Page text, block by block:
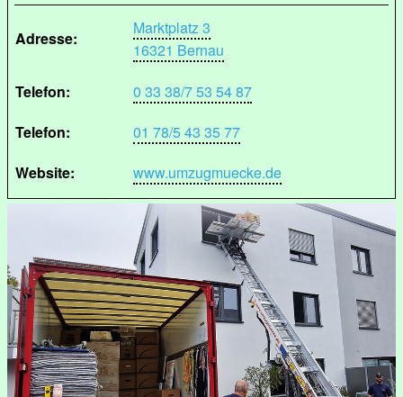
Adresse:
Marktplatz 3
16321 Bernau
Telefon:
0 33 38/7 53 54 87
Telefon:
01 78/5 43 35 77
Website:
www.umzugmuecke.de